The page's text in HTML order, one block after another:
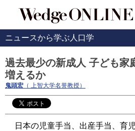
ニュースから学ぶ人口学
過去最少の新成人 子ども家
増えるか
鬼頭宏 （ 上智大学名誉教授）
日本の児童手当、出産手当、育